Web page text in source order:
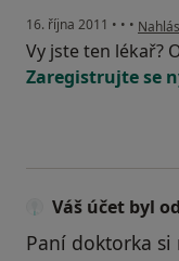
16. října 2011 • • • podle
Vy jste ten lékař?
Zaregistrujte se
Váš účet byl
Paní doktorka